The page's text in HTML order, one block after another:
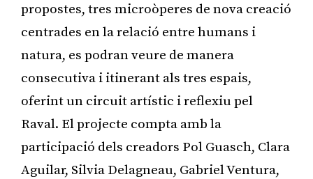
propostes, tres microòperes de nova creació
centrades en la relació entre humans i
natura, es podran veure de manera
consecutiva i itinerant als tres espais,
oferint un circuit artístic i reflexiu pel
Raval. El projecte compta amb la
participació dels creadors Pol Guasch, Clara
Aguilar, Silvia Delagneau, Gabriel Ventura,